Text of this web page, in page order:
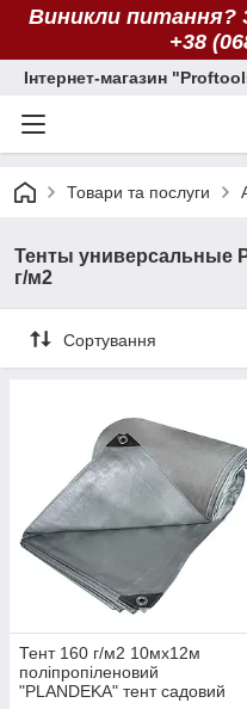
Виникли питання?
+38
Інтернет-магазин
Товари та послуги
Тенты универсальные
г/м2
Сортування
Тент 160 г/м2 10мх12м
поліпропіленовий
"PLANDEKA" тент садовий